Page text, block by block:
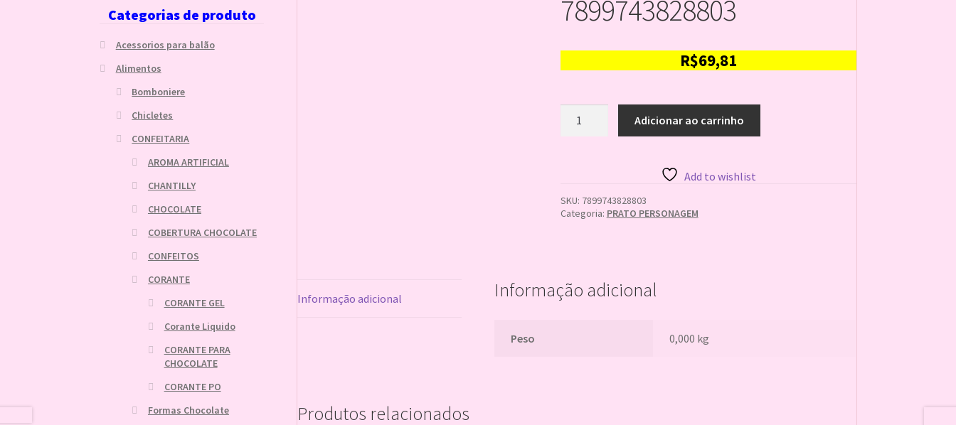
7899743828803
R$69,81
18cm
08
UN
Adicionar ao carrinho
Add to wishlist
SKU: 7899743828803
Categoria: PRATO PERSONAGEM
Informação adicional Informação adicional
Peso 0,000 kg
Produtos relacionados
Categorias de produto
Acessorios para balão
Alimentos
Bomboniere
Chicletes
CONFEITARIA
AROMA ARTIFICIAL
CHANTILLY
CHOCOLATE
COBERTURA CHOCOLATE
CONFEITOS
CORANTE
CORANTE GEL
Corante Liquido
CORANTE PARA
CHOCOLATE
CORANTE PO
Formas Chocolate